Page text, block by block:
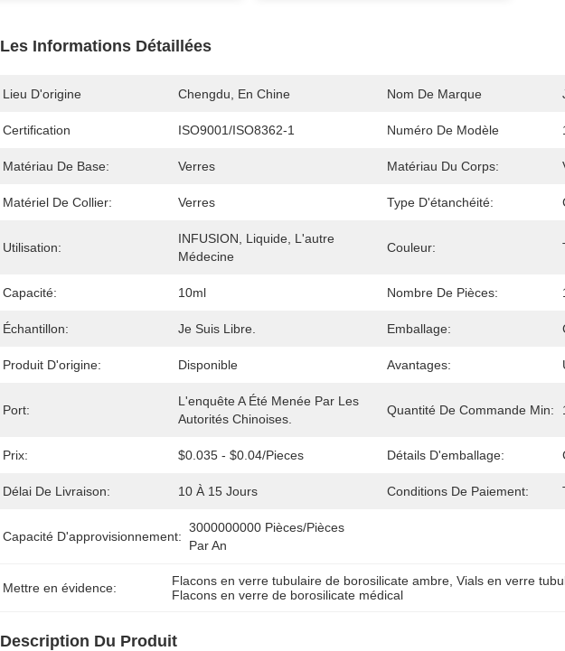
Les Informations Détaillées
Lieu D'origine Chengdu, En Chine Nom De Marque
Certification ISO9001/ISO8362-1 Numéro De Modèle
Matériau De Base: Verres Matériau Du Corps:
Matériel De Collier: Verres Type D'étanchéité:
Utilisation:
INFUSION, Liquide, L'autre
Médecine
Couleur:
Capacité: 10ml Nombre De Pièces:
Échantillon: Je Suis Libre. Emballage:
Produit D'origine: Disponible Avantages:
Port:
L'enquête A Été Menée Par Les
Autorités Chinoises.
Quantité De Commande Min:
Prix: $0.035 - $0.04/pieces Détails D'emballage:
Délai De Livraison: 10 À 15 Jours Conditions De Paiement:
Capacité D'approvisionnement:
3000000000 Pièces/pièces
Par An
Mettre en évidence: Flacons en verre tubulaire de borosilicate ambre , Vials en verre
Flacons en verre de borosilicate médical
Description Du Produit